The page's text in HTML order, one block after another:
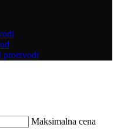
proizvodi
Maksimalna cena